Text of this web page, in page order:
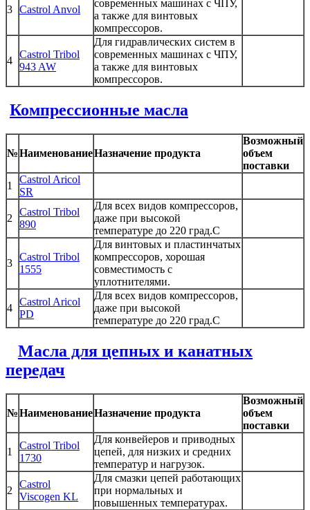
3 Castrol Anvol
современных машинах с ЧПУ,
а также для винтовых
компрессоров.
4
Castrol Tribol
943 AW
Для гидравлических систем в
современных машинах с ЧПУ,
а также для винтовых
компрессоров.
Компрессионные масла
№НаименованиеНазначение продукта
Возможный
объем
поставки
1
Castrol Aricol
SR
2
Castrol Tribol
890
Для всех видов компрессоров,
даже при высокой
температуре до 220 град.С
3
Castrol Tribol
1555
Для винтовых и пластинчатых
компрессоров, хорошая
совместимость с
уплотнителями.
4
Castrol Aricol
PD
Для всех видов компрессоров,
даже при высокой
температуре до 220 град.С
Масла для цепных и канатных
передач
№НаименованиеНазначение продукта
Возможный
объем
поставки
1
Castrol Tribol
1730
Для конвейеров и приводных
цепей, для низких и средних
температур и нагрузок.
2
Castrol
Viscogen KL
Для смазки цепей работающих
при нормальных и
повышенных температурах.